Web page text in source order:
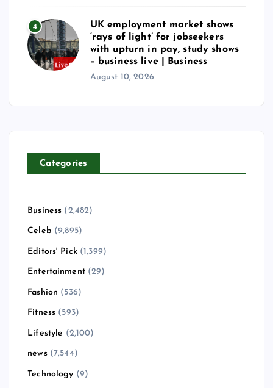
4
UK employment market shows
‘rays of light’ for jobseekers
with upturn in pay, study shows
– business live | Business
August 10, 2026
Categories
Business (2,482)
Celeb (9,895)
Editors' Pick(1,399)
Entertainment(29)
Fashion (536)
Fitness (593)
Lifestyle (2,100)
news(7,544)
Technology (9)